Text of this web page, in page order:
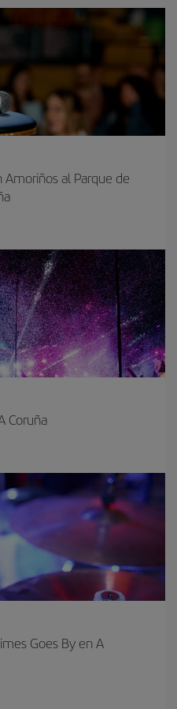
al Parque de
Coruña
Goes By en A